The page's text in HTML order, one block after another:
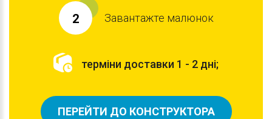
2 Завантажте малюнок
терміни доставки 1 - 2 дні;
ПЕРЕЙТИ ДО КОНСТРУКТОРА